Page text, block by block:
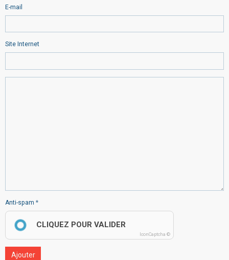
E-mail
Site Internet
Anti-spam
CLIQUEZ POUR VALIDER
IconCaptcha ©
Ajouter